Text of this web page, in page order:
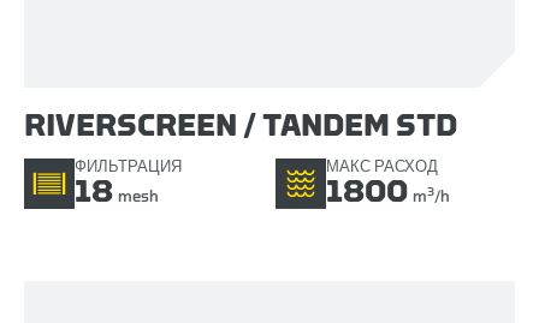
RIVERSCREEN / TANDEM STD
ФИЛЬТРАЦИЯ
18 mesh
МАКС РАСХОД
1800 m3/h